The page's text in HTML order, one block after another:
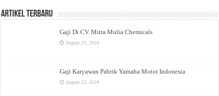
Artikel Terbaru
Gaji Di CV. Mitra Mulia Chemicals
August 23, 2024
Gaji Karyawan Pabrik Yamaha Motor Indonesia
August 23, 2024